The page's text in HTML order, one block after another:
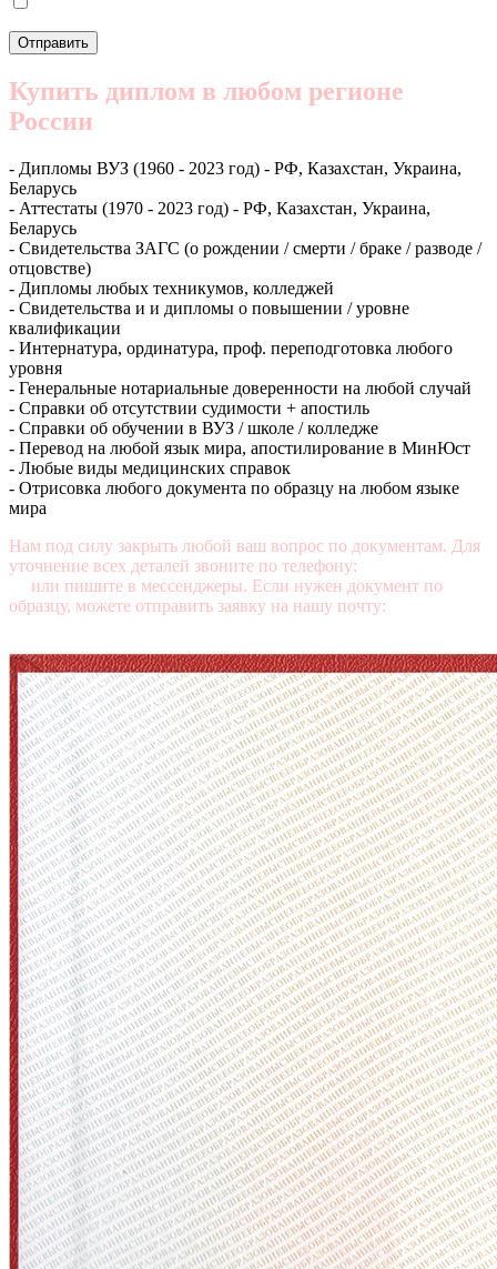
Купить диплом в любом регионе
России
- Дипломы ВУЗ (1960 - 2023 год) - РФ, Казахстан, Украина,
Беларусь
- Аттестаты (1970 - 2023 год) - РФ, Казахстан, Украина,
Беларусь
- Свидетельства ЗАГС (о рождении / смерти / браке / разводе /
отцовстве)
- Дипломы любых техникумов, колледжей
- Свидетельства и и дипломы о повышении / уровне
квалификации
- Интернатура, ординатура, проф. переподготовка любого
уровня
- Генеральные нотариальные доверенности на любой случай
- Справки об отсутствии судимости + апостиль
- Справки об обучении в ВУЗ / школе / колледже
- Перевод на любой язык мира, апостилирование в МинЮст
- Любые виды медицинских справок
- Отрисовка любого документа по образцу на любом языке
мира
Нам под силу закрыть любой ваш вопрос по документам. Для
уточнение всех деталей звоните по телефону:
или пишите в мессенджеры. Если нужен документ по
образцу, можете отправить заявку на нашу почту: